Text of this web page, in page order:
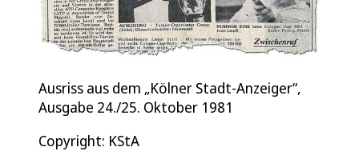
Ausriss aus dem „Kölner Stadt-Anzeiger“,
Ausgabe 24./25. Oktober 1981
Copyright: KStA